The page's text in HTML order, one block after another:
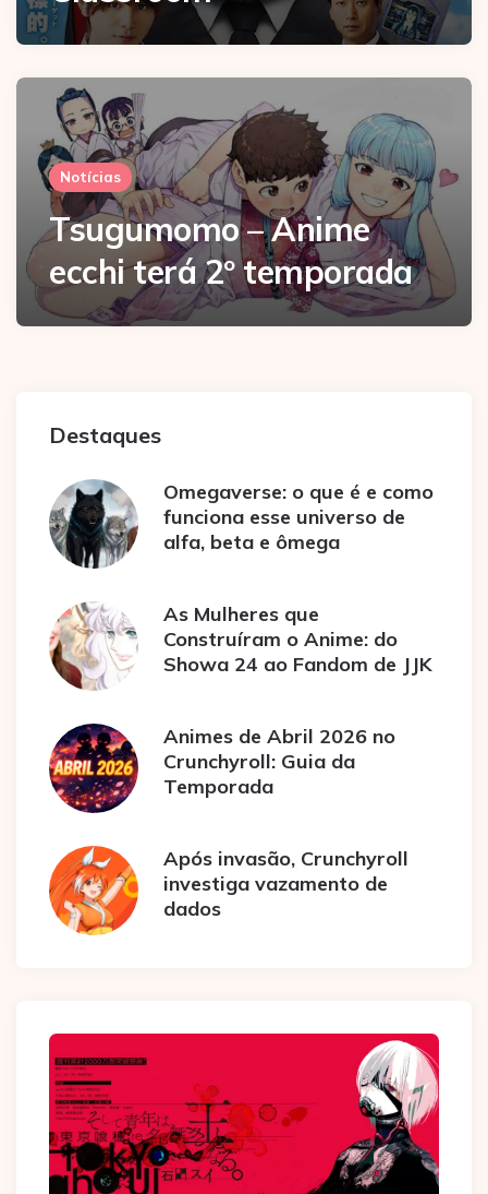
Notícias
Tsugumomo – Anime
ecchi terá 2º temporada
Destaques
Omegaverse: o que é e como
funciona esse universo de
alfa, beta e ômega
As Mulheres que
Construíram o Anime: do
Showa 24 ao Fandom de JJK
Animes de Abril 2026 no
Crunchyroll: Guia da
Temporada
Após invasão, Crunchyroll
investiga vazamento de
dados